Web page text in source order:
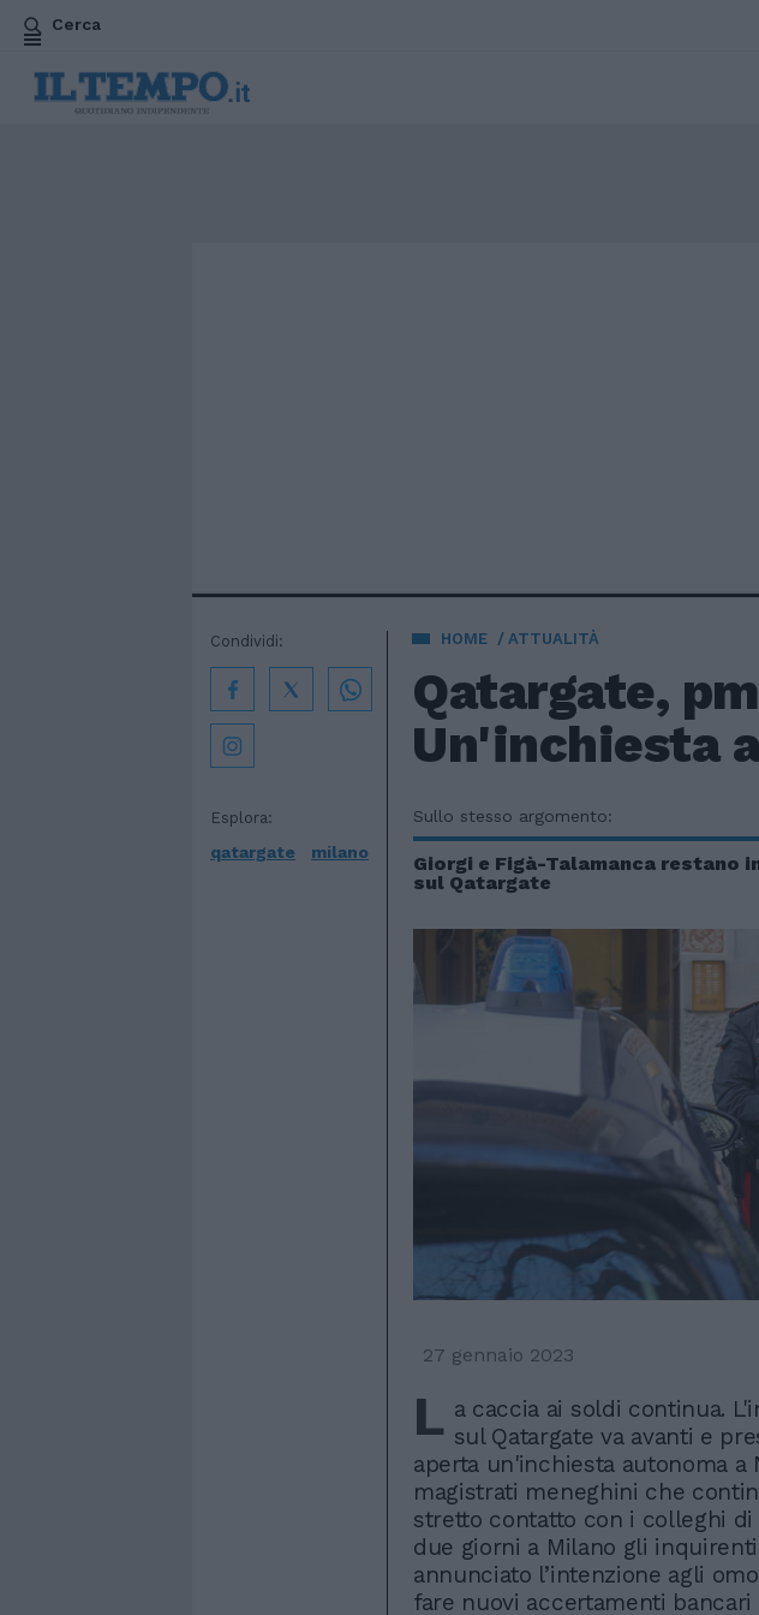
Cerca
HOME ATTUALITÀ
Qatargate,
Un'inchiesta
Esplora:
qatargate milano
Condividi:
Sullo stesso argomento:
Giorgi e Figà-Talamanca restano
sul Qatargate
27 gennaio 2023
L a caccia ai soldi continua.
sul Qatargate va avanti e
aperta un'inchiesta autonoma a
magistrati meneghini che
stretto contatto con i colleghi di
due giorni a Milano gli
annunciato l’intenzione agli
fare nuovi accertamenti